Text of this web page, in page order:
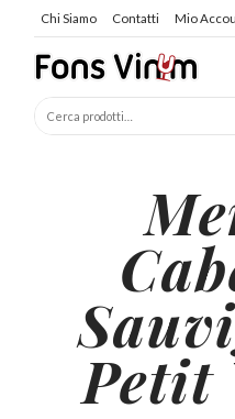
Chi Siamo Contatti Mio
Petit